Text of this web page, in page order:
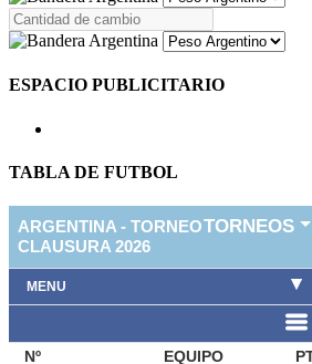
ESPACIO PUBLICITARIO
TABLA DE FUTBOL